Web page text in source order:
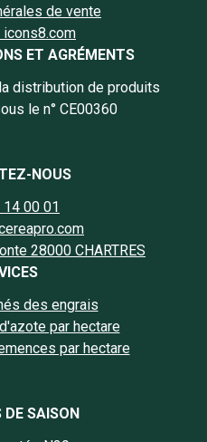
de vente
ET AGRÉMENTS
distribution de produits
le n° CE00360
NOUS
00 01
28000 CHARTRES
des engrais
par hectare
par hectare
DE SAISON